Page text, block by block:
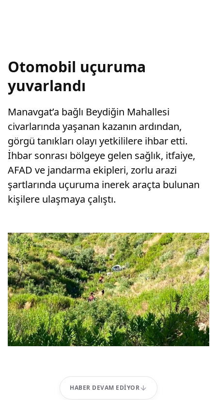
Otomobil uçuruma
yuvarlandı
Manavgat’a bağlı Beydiğin Mahallesi
civarlarında yaşanan kazanın ardından,
görgü tanıkları olayı yetkililere ihbar etti.
İhbar sonrası bölgeye gelen sağlık, itfaiye,
AFAD ve jandarma ekipleri, zorlu arazi
şartlarında uçuruma inerek araçta bulunan
kişilere ulaşmaya çalıştı.
HABER DEVAM EDIYOR